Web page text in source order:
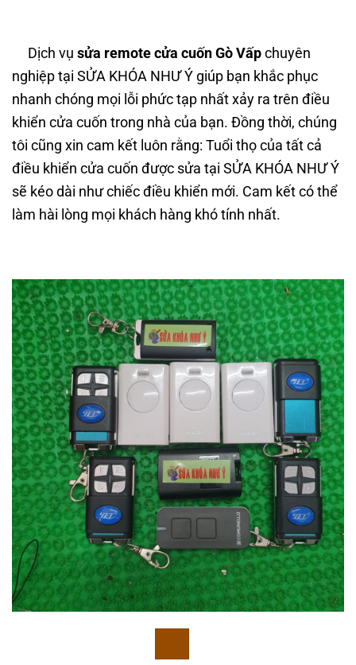
Dịch vụ sửa remote cửa cuốn Gò Vấpchuyên
nghiệp tại SỬA KHÓA NHƯ Ý giúp bạn khắc phục
nhanh chóng mọi lỗi phức tạp nhất xảy ra trên điều
khiển cửa cuốn trong nhà của bạn. Đồng thời, chúng
tôi cũng xin cam kết luôn rằng: Tuổi thọ của tất cả
điều khiển cửa cuốn được sửa tại SỬA KHÓA NHƯ Ý
sẽ kéo dài như chiếc điều khiển mới. Cam kết có thể
làm hài lòng mọi khách hàng khó tính nhất.